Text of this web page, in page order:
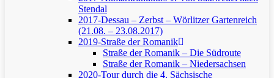
Stendal
2017-Dessau – Zerbst – Wörlitzer Gartenreich
(21.08. – 23.08.2017)
2019-Straße der Romanik
Straße der Romanik – Die Südroute
Straße der Romanik – Niedersachsen
2020-Tour durch die 4. Sächsische